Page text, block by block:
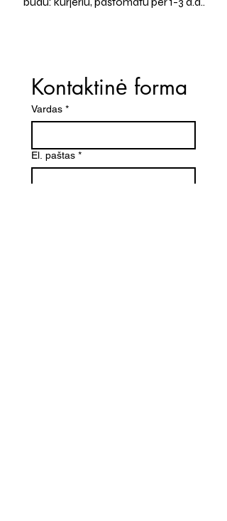
Kontaktinė forma
Vardas *
El. paštas *